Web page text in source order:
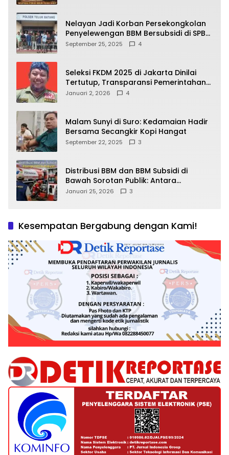
Nelayan Jadi Korban Persekongkolan
Penyelewengan BBM Bersubsidi di SPBU
64.78809 Teluk Batang
September 25, 2025 4
Seleksi FKDM 2025 di Jakarta Dinilai
Tertutup, Transparansi Pemerintahan
Pramono–Rano Dipertanyakan
Januari 2, 2026 4
Malam Sunyi di Suro: Kedamaian Hadir
Bersama Secangkir Kopi Hangat
September 22, 2025 3
Distribusi BBM dan BBM Subsidi di
Bawah Sorotan Publik: Antara
Kepentingan Negara, Hak Konsumen,
Januari 25, 2026 3
Kesempatan Bergabung dengan Kami!